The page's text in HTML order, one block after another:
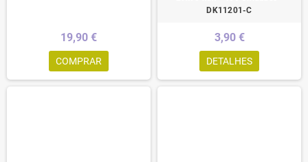
19,90 €
COMPRAR
DK11201-C
3,90 €
DETALHES